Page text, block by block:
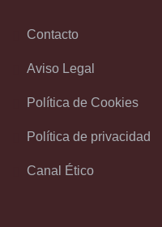
Contacto
Aviso Legal
Política de Cookies
Política de privacidad
Canal Ético